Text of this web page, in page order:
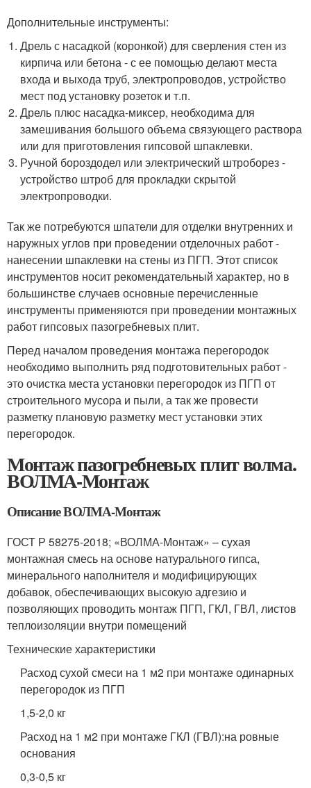
Дополнительные инструменты:
Дрель с насадкой (коронкой) для сверления стен из
кирпича или бетона - с ее помощью делают места
входа и выхода труб, электропроводов, устройство
мест под установку розеток и т.п.
Дрель плюс насадка-миксер, необходима для
замешивания большого объема связующего раствора
или для приготовления гипсовой шпаклевки.
Ручной бороздодел или электрический штроборез -
устройство штроб для прокладки скрытой
электропроводки.
Так же потребуются шпатели для отделки внутренних и
наружных углов при проведении отделочных работ -
нанесении шпаклевки на стены из ПГП. Этот список
инструментов носит рекомендательный характер, но в
большинстве случаев основные перечисленные
инструменты применяются при проведении монтажных
работ гипсовых пазогребневых плит.
Перед началом проведения монтажа перегородок
необходимо выполнить ряд подготовительных работ -
это очистка места установки перегородок из ПГП от
строительного мусора и пыли, а так же провести
разметку плановую разметку мест установки этих
перегородок.
Монтаж пазогребневых плит волма.
ВОЛМА-Монтаж
Описание ВОЛМА-Монтаж
ГОСТ Р 58275-2018; «ВОЛМА-Монтаж» – сухая
монтажная смесь на основе натурального гипса,
минерального наполнителя и модифицирующих
добавок, обеспечивающих высокую адгезию и
позволяющих проводить монтаж ПГП, ГКЛ, ГВЛ, листов
теплоизоляции внутри помещений
Технические характеристики
Расход сухой смеси на 1 м2 при монтаже одинарных
перегородок из ПГП
1,5-2,0 кг
Расход на 1 м2 при монтаже ГКЛ (ГВЛ):на ровные
основания
0,3-0,5 кг